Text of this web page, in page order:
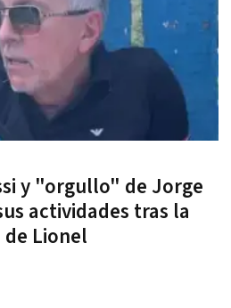
y "orgullo" de Jorge
actividades tras la
Lionel